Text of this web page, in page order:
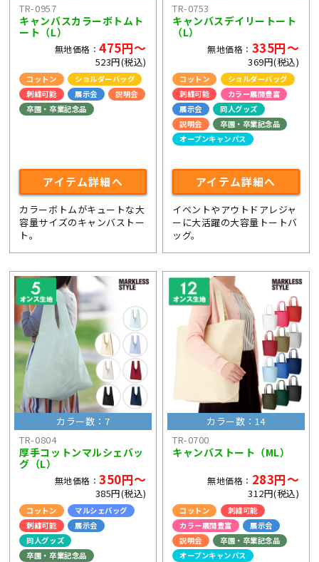
TR-0957
キャンバスカラーボトムト
ート（L）
無地価格：475円～
523円(税込)
コットン
ショルダーバッグ
刺繍可能
展示会
説明会
卒園・卒業記念品
アイテム詳細へ
カラーボトムがキュートな大
容量サイズのキャンバストー
ト。
TR-0753
キャンバスデイリートート
（L）
無地価格： 335円～
369円(税込)
コットン
ショルダーバッグ
刺繍可能
カラー展開豊富
展示会
同人グッズ
説明会
卒園・卒業記念品
オープンキャンパス
アイテム詳細へ
イベントやアウトドアレジャ
ーに大活躍の大容量トートバ
ッグ。
カラー数：7
TR-0804
厚手コットンマルシェバッ
グ（L）
無地価格：350円～
385円(税込)
コットン
マルシェバッグ
刺繍可能
展示会
同人グッズ
卒園・卒業記念品
カラー数：14
TR-0700
キャンバストート（ML）
無地価格： 283円～
312円(税込)
コットン
刺繍可能
カラー展開豊富
展示会
説明会
卒園・卒業記念品
オープンキャンパス